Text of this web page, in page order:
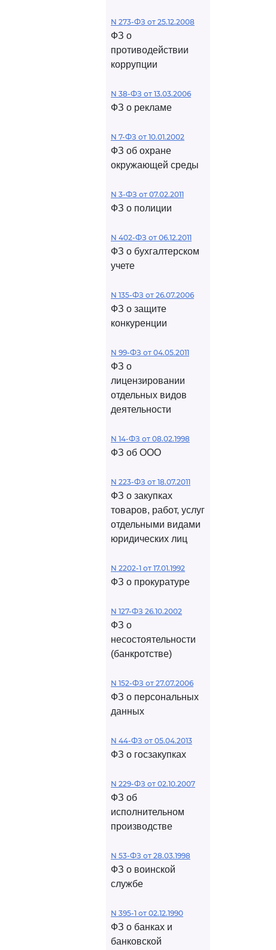
N 273-ФЗ от 25.12.2008
ФЗ о
противодействии
коррупции
N 38-ФЗ от 13.03.2006
ФЗ о рекламе
N 7-ФЗ от 10.01.2002
ФЗ об охране
окружающей среды
N 3-ФЗ от 07.02.2011
ФЗ о полиции
N 402-ФЗ от 06.12.2011
ФЗ о бухгалтерском
учете
N 135-ФЗ от 26.07.2006
ФЗ о защите
конкуренции
N 99-ФЗ от 04.05.2011
ФЗ о
лицензировании
отдельных видов
деятельности
N 14-ФЗ от 08.02.1998
ФЗ об ООО
N 223-ФЗ от 18.07.2011
ФЗ о закупках
товаров, работ, услуг
отдельными видами
юридических лиц
N 2202-1 от 17.01.1992
ФЗ о прокуратуре
N 127-ФЗ 26.10.2002
ФЗ о
несостоятельности
(банкротстве)
N 152-ФЗ от 27.07.2006
ФЗ о персональных
данных
N 44-ФЗ от 05.04.2013
ФЗ о госзакупках
N 229-ФЗ от 02.10.2007
ФЗ об
исполнительном
производстве
N 53-ФЗ от 28.03.1998
ФЗ о воинской
службе
N 395-1 от 02.12.1990
ФЗ о банках и
банковской